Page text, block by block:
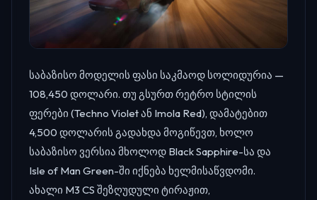
საბაზისო მოდელის ფასი საკმაოდ სოლიდურია —
108,450 დოლარი. თუ გსურთ რეტრო სტილის
ფერები (Techno Violet ან Imola Red), დამატებით
4,500 დოლარის გადახდა მოგიწევთ, ხოლო
საბაზისო ვერსია მხოლოდ Black Sapphire-სა და
Isle of Man Green-ში იქნება ხელმისაწვდომი.
ახალი M3 CS შეზღუდული ტირაჟით,